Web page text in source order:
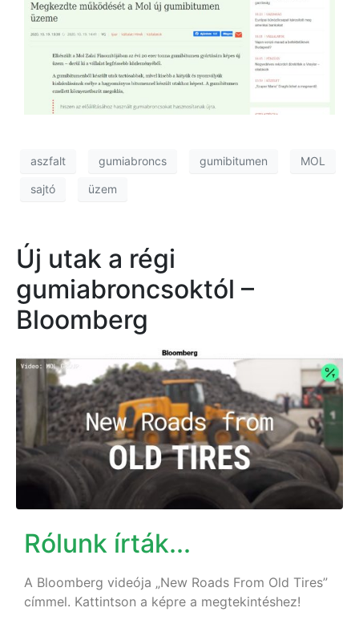
aszfalt gumiabroncs gumibitumen MOL
sajtó üzem
Új utak a régi
gumiabroncsoktól –
Bloomberg
Rólunk írták...
A Bloomberg videója „New Roads From Old Tires”
címmel. Kattintson a képre a megtekintéshez!